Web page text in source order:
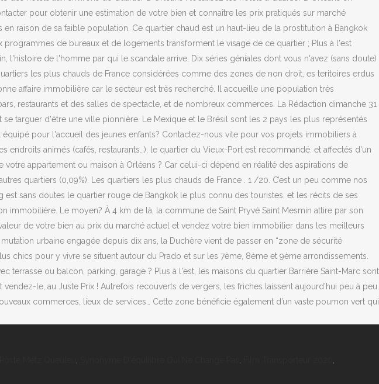
pour obtenir une estimation de votre bien et connaître les prix pratiqués sur marché
raison de sa faible population. Ce quartier chaud est un haut-lieu de la prostitution à Bangkok
de bureaux et de logements transforment le visage de ce quartier ; Plus à l'est
l'histoire de l'homme par qui le scandale arrive, Dix séries géniales dont vous n'avez (sans doute)
les plus chauds de France considérées comme des zones de non droit, es teritoires erdus
affaire immobilière car le secteur est très recherché. Il accueille une population très
restaurants et des salles de spectacle, et de nombreux commerces. La Rédaction dimanche 31
targuer d'être une ville pionnière. Le Mexique et le Brésil sont les 2 pays les plus représentés
pour l'accueil des jeunes enfants? Contactez-nous vite pour vos projets immobiliers à
animés (cafés, restaurants…), le quartier du Vieux-Port est recommandé. et affectés d'un
appartement ou maison à Orléans ? Car celui-ci dépend en réalité des aspirations de
quartiers (0,09%). Les quartiers les plus chauds de France . 1 /20. C’est un peu comme nos
sans doutes le quartier rouge de Bangkok le plus connu des touristes, et les récits de ses
Le moyen? À 4 km de là, la commune de Saint Pryvé Saint Mesmin attire par son
de votre bien au prix du marché actuel et vendez votre bien immobilier dans les meilleurs
urbaine engagée depuis dix ans, la Duchère vient de passer en “zone de sécurité
chics pour y vivre se situent autour du Prado et sur les 7ème, 8ème et 9ème arrondissements.
terrasse ou balcon, parking, garage ? Plus à l'est, les maisons du quartier Barrière Saint-Marc sont
le, au Juste Prix ! Autrefois recouverts de vergers, les friches laissent aujourd’hui peu à peu
commerces, lieux de services… Cette zone bénéficie également d’un vaste poumon vert qui